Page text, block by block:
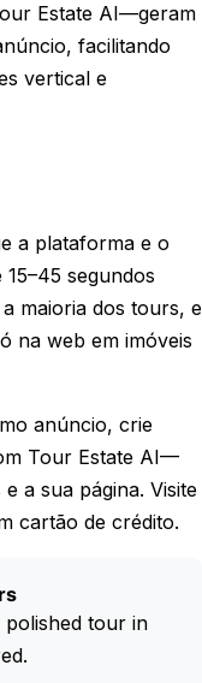
Estate AI—geram
facilitando
vertical e
a plataforma e o
segundos
maioria dos tours, e
na web em imóveis
anúncio, crie
Tour Estate AI—
a sua página. Visite
cartão de crédito.
tour in